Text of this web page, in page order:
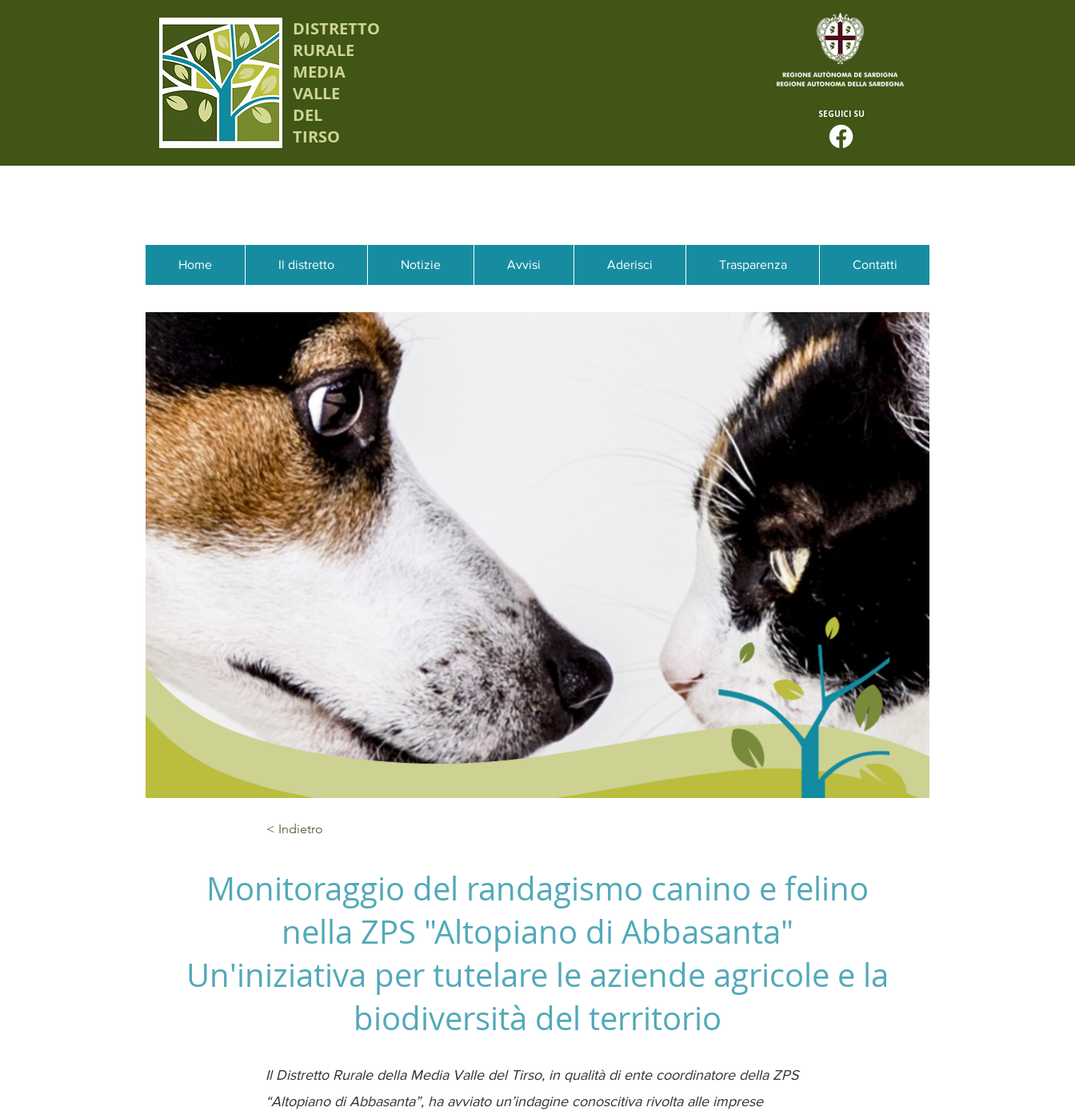
DISTRETTO
RURALE
MEDIA
VALLE
DEL
TIRSO
SEGUICI SU
Home Il distretto Notizie Avvisi Aderisci Trasparenza Contatti
< Indietro
Monitoraggio del randagismo canino e felino
nella ZPS "Altopiano di Abbasanta"
Un'iniziativa per tutelare le aziende agricole e la
biodiversità del territorio
Il Distretto Rurale della Media Valle del Tirso, in qualità di ente coordinatore della ZPS
“Altopiano di Abbasanta”, ha avviato un’indagine conoscitiva rivolta alle imprese